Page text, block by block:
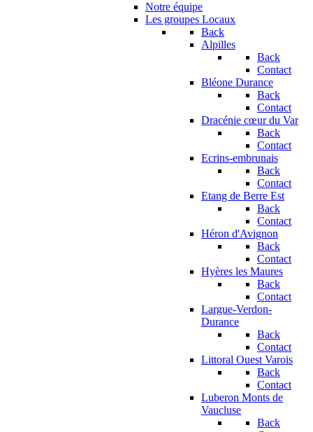
Notre équipe
Les groupes Locaux
Back
Alpilles
Back
Contact
Bléone Durance
Back
Contact
Dracénie cœur du Var
Back
Contact
Ecrins-embrunais
Back
Contact
Etang de Berre Est
Back
Contact
Héron d'Avignon
Back
Contact
Hyères les Maures
Back
Contact
Largue-Verdon-
Durance
Back
Contact
Littoral Ouest Varois
Back
Contact
Luberon Monts de
Vaucluse
Back